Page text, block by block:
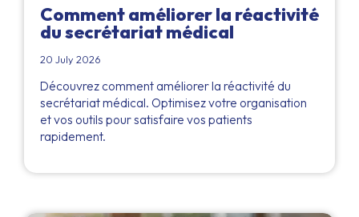
Comment améliorer la réactivité
du secrétariat médical
20 July 2026
Découvrez comment améliorer la réactivité du
secrétariat médical. Optimisez votre organisation
et vos outils pour satisfaire vos patients
rapidement.